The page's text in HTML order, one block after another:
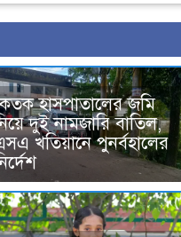
হাসপাতালের জমি
দুই নামজারি বাতিল,
খতিয়ানে পুনর্বহালের